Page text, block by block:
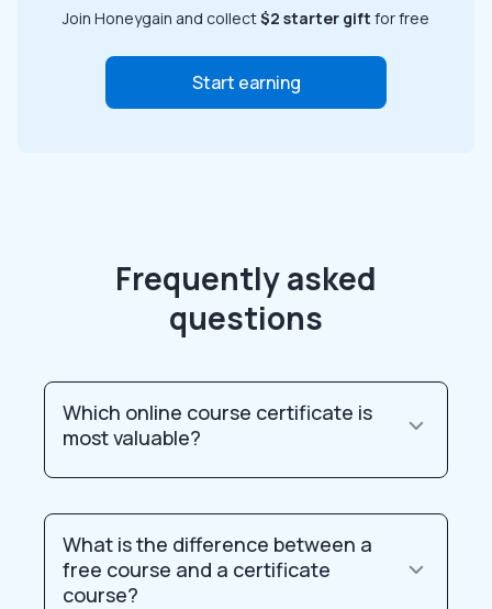
Join Honeygain and collect$2 starter gift for free
Start earning
Frequently asked
questions
Which online course certificate is
most valuable?
What is the difference between a
free course and a certificate
course?